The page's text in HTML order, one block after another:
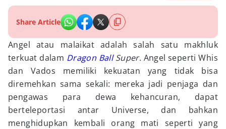
Share Article
Angel atau malaikat adalah salah satu makhluk
terkuat dalam Dragon BallSuper. Angel seperti Whis
dan Vados memiliki kekuatan yang tidak bisa
diremehkan sama sekali: mereka jadi penjaga dan
pengawas para dewa kehancuran, dapat
berteleportasi antar Universe, dan bahkan
menghidupkan kembali orang mati seperti yang